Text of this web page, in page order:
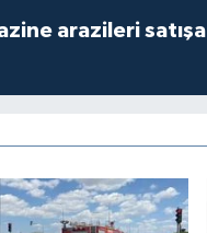
arazileri satışa